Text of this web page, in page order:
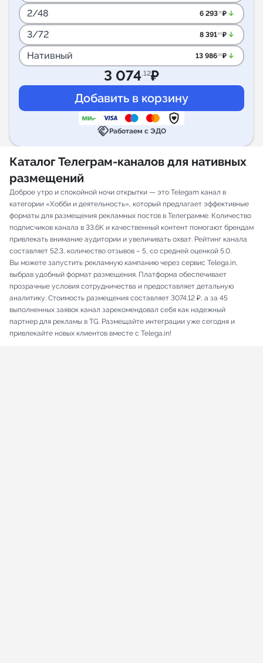
2/48 6 293.70₽ arrow_downward_alt
3/72 8 391.60₽ arrow_downward_alt
Нативный 13 986.00₽ arrow_downward_alt
3 074.12₽
handshakeРаботаем с ЭДО
Каталог Телеграм-каналов для нативных
размещений
Доброе утро и спокойной ночи открытки — это Telegam канал в
категории «Хобби и деятельность», который предлагает эффективные
форматы для размещения рекламных постов в Телеграмме. Количество
подписчиков канала в 33.6K и качественный контент помогают брендам
привлекать внимание аудитории и увеличивать охват. Рейтинг канала
составляет 52.3, количество отзывов – 5, со средней оценкой 5.0.
Вы можете запустить рекламную кампанию через сервис Telega.in,
выбрав удобный формат размещения. Платформа обеспечивает
прозрачные условия сотрудничества и предоставляет детальную
аналитику. Стоимость размещения составляет 3074.12 ₽, а за 45
выполненных заявок канал зарекомендовал себя как надежный
партнер для рекламы в TG. Размещайте интеграции уже сегодня и
привлекайте новых клиентов вместе с Telega.in!